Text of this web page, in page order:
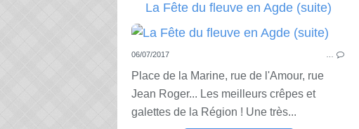
La Fête du fleuve en Agde (suite)
06/07/2017
Place de la Marine, rue de l'Amour, rue
Jean Roger... Les meilleurs crêpes et
galettes de la Région ! Une très...